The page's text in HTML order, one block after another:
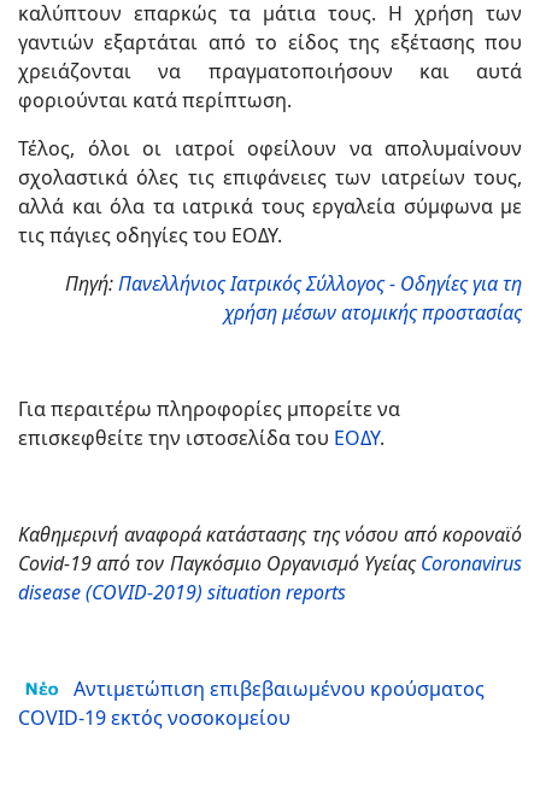
καλύπτουν επαρκώς τα μάτια τους. Η χρήση των
γαντιών εξαρτάται από το είδος της εξέτασης που
χρειάζονται να πραγματοποιήσουν και αυτά
φοριούνται κατά περίπτωση.
Τέλος, όλοι οι ιατροί οφείλουν να απολυμαίνουν
σχολαστικά όλες τις επιφάνειες των ιατρείων τους,
αλλά και όλα τα ιατρικά τους εργαλεία σύμφωνα με
τις πάγιες οδηγίες του ΕΟΔΥ.
Πηγή:Πανελλήνιος Ιατρικός Σύλλογος - Οδηγίες για τη
χρήση μέσων ατομικής προστασίας
Για περαιτέρω πληροφορίες μπορείτε να
επισκεφθείτε την ιστοσελίδα του ΕΟΔΥ.
Καθημερινή αναφορά κατάστασης της νόσου από κοροναϊό
Covid-19 από τον Παγκόσμιο Οργανισμό ΥγείαςCoronavirus
disease (COVID-2019) situation reports
Αντιμετώπιση επιβεβαιωμένου κρούσματος
COVID-19 εκτός νοσοκομείου